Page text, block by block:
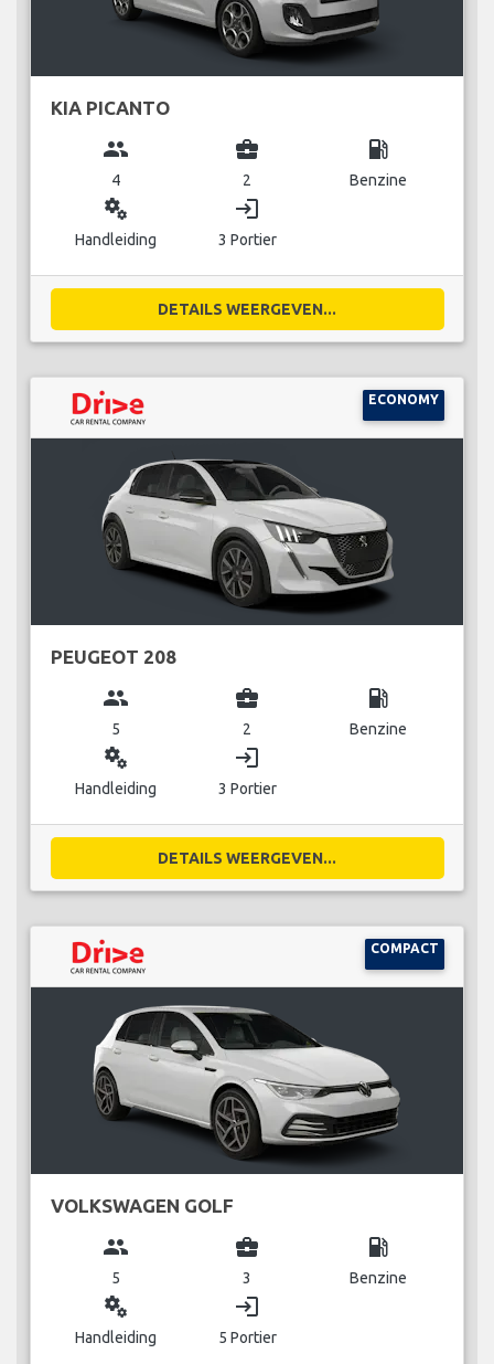
KIA PICANTO
group
4
business_center
2
local_gas_station
Benzine
miscellaneous_services
Handleiding
login
3 Portier
DETAILS WEERGEVEN...
ECONOMY
PEUGEOT 208
group
5
business_center
2
local_gas_station
Benzine
miscellaneous_services
Handleiding
login
3 Portier
DETAILS WEERGEVEN...
COMPACT
VOLKSWAGEN GOLF
group
5
business_center
3
local_gas_station
Benzine
miscellaneous_services
Handleiding
login
5 Portier